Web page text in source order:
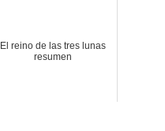
El reino de las tres lunas
resumen